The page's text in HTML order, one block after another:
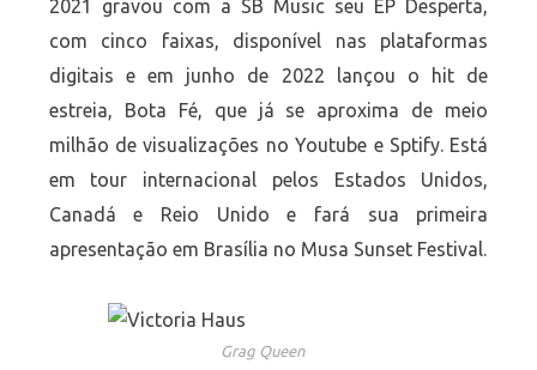
2021 gravou com a SB Music seu EP Desperta,
com cinco faixas, disponível nas plataformas
digitais e em junho de 2022 lançou o hit de
estreia, Bota Fé, que já se aproxima de meio
milhão de visualizações no Youtube e Sptify. Está
em tour internacional pelos Estados Unidos,
Canadá e Reio Unido e fará sua primeira
apresentação em Brasília no Musa Sunset Festival.
Grag Queen